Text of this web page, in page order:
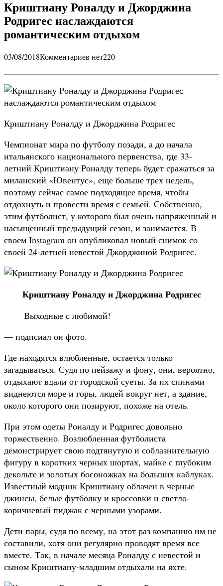
Криштиану Роналду и Джорджина
Родригес наслаждаются
романтическим отдыхом
03/08/2018Комментариев нет220
Криштиану Роналду и Джорджина Родригес
Чемпионат мира по футболу позади, а до начала
итальянского национального первенства, где 33-
летний Криштиану Роналду теперь будет сражаться за
миланский «Ювентус», еще больше трех недель,
поэтому сейчас самое подходящее время, чтобы
отдохнуть и провести время с семьей. Собственно,
этим футболист, у которого был очень напряженный и
насыщенный предыдущий сезон, и занимается. В
своем Instagram он опубликовал новый снимок со
своей 24-летней невестой Джорджиной Родригес.
Криштиану Роналду и Джорджина Родригес
Выходные с любимой!
— подпсиал он фото.
Где находятся влюбленные, остается только
загадываться. Судя по пейзажу и фону, они, вероятно,
отдыхают вдали от городской суеты. За их спинами
виднеются море и горы, людей вокруг нет, а здание,
около которого они позируют, похоже на отель.
При этом одеты Роналду и Родригес довольно
торжественно. Возлюбленная футболиста
демонстрирует свою подтянутую и соблазнительную
фигуру в коротких черных шортах, майке с глубоким
декольте и золотых босоножках на больших каблуках.
Известный модник Криштиану облачен в черные
джинсы, белые футболку и кроссовки и светло-
коричневый пиджак с черными узорами.
Дети пары, судя по всему, на этот раз компанию им не
составили, хотя они регулярно проводят время все
вместе. Так, в начале месяца Роналду с невестой и
сыном Криштиану-младшим отдыхали на яхте.